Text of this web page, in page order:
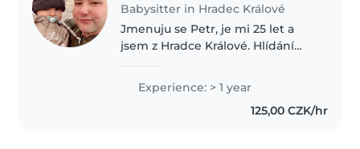
Babysitter in Hradec Králové
Jmenuju se Petr, je mi 25 let a
jsem z Hradce Králové. Hlídání
jsem byl nejstarší na táboře a od
svých 14 let jsem hlídal
pravidelně známým 2 děti..
Experience: > 1 year
125,00 CZK/hr